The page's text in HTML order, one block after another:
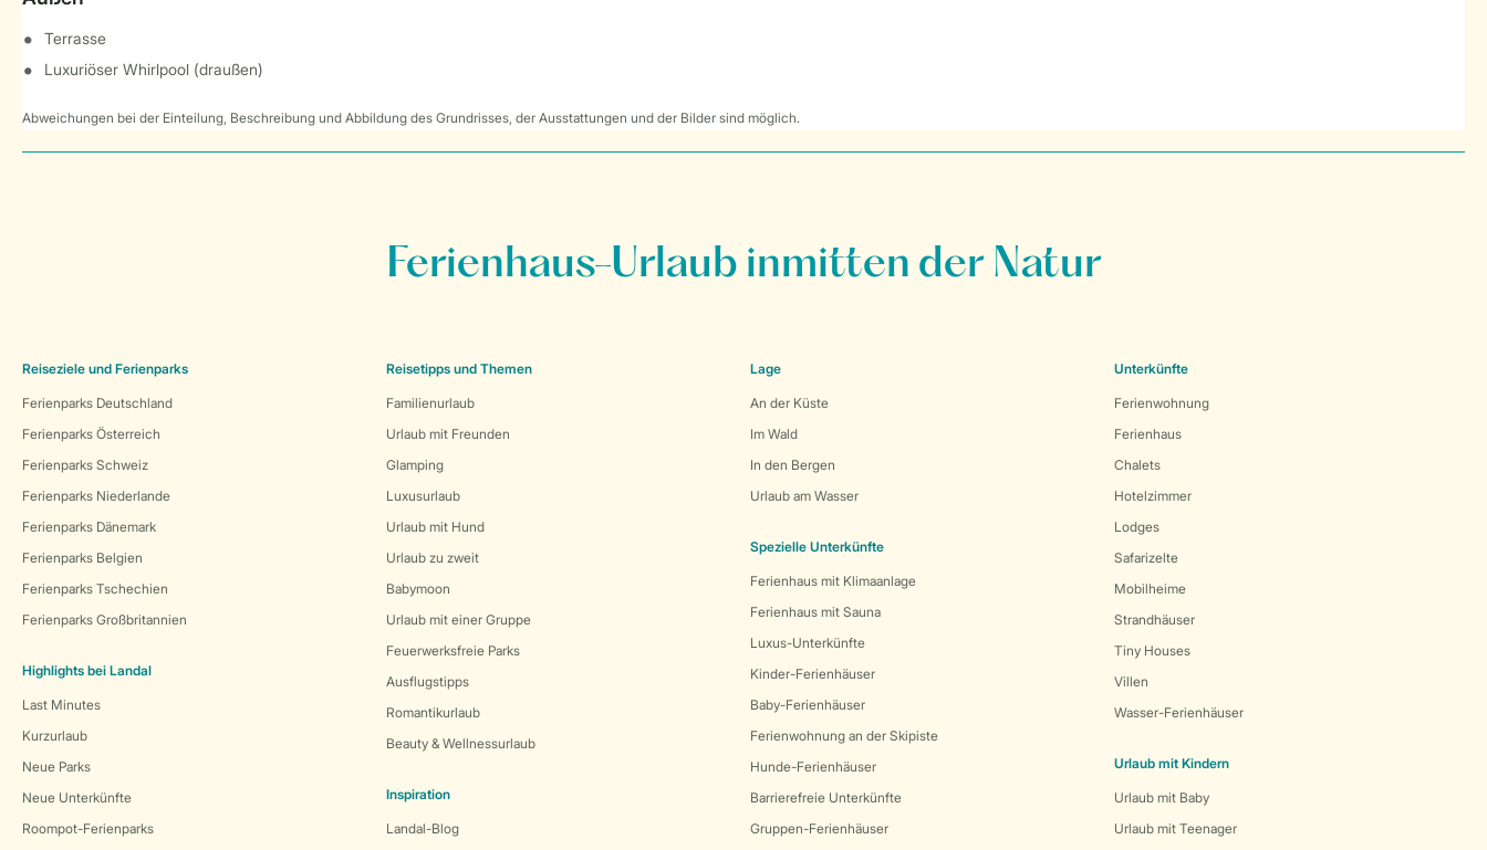
Terrasse
Luxuriöser Whirlpool (draußen)
Abweichungen bei der Einteilung, Beschreibung und Abbildung des Grundrisses, der Ausstattungen und der Bilder sind möglich.
Ferienhaus-Urlaub inmitten der Natur
Reiseziele und Ferienparks
Ferienparks Deutschland
Ferienparks Österreich
Ferienparks Schweiz
Ferienparks Niederlande
Ferienparks Dänemark
Ferienparks Belgien
Ferienparks Tschechien
Ferienparks Großbritannien
Highlights bei Landal
Last Minutes
Kurzurlaub
Neue Parks
Neue Unterkünfte
Roompot-Ferienparks
Reisetipps und Themen
Familienurlaub
Urlaub mit Freunden
Glamping
Luxusurlaub
Urlaub mit Hund
Urlaub zu zweit
Babymoon
Urlaub mit einer Gruppe
Feuerwerksfreie Parks
Ausflugstipps
Romantikurlaub
Beauty & Wellnessurlaub
Inspiration
Landal-Blog
Lage
An der Küste
Im Wald
In den Bergen
Urlaub am Wasser
Spezielle Unterkünfte
Ferienhaus mit Klimaanlage
Ferienhaus mit Sauna
Luxus-Unterkünfte
Kinder-Ferienhäuser
Baby-Ferienhäuser
Ferienwohnung an der Skipiste
Hunde-Ferienhäuser
Barrierefreie Unterkünfte
Gruppen-Ferienhäuser
Unterkünfte
Ferienwohnung
Ferienhaus
Chalets
Hotelzimmer
Lodges
Safarizelte
Mobilheime
Strandhäuser
Tiny Houses
Villen
Wasser-Ferienhäuser
Urlaub mit Kindern
Urlaub mit Baby
Urlaub mit Teenager